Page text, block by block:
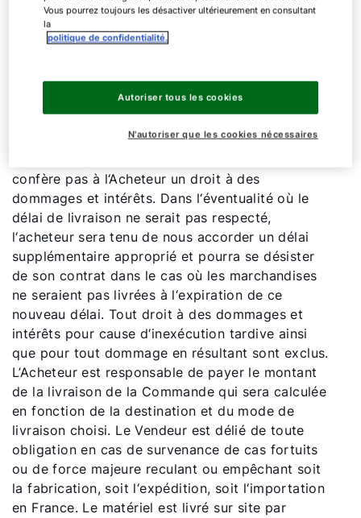
de mise en service.
III. Livraison -modalités de transport
sous réserve de tous événements imprévus en
dehors de notre volonté. L‘observation des délais
rempli ses obligations de paiement dans les
confère pas à l‘Acheteur un droit à des
dommages et intérêts. Dans l‘éventualité où le
délai de livraison ne serait pas respecté,
l‘acheteur sera tenu de nous accorder un délai
supplémentaire approprié et pourra se désister
de son contrat dans le cas où les marchandises
ne seraient pas livrées à l‘expiration de ce
nouveau délai. Tout droit à des dommages et
intérêts pour cause d‘inexécution tardive ainsi
que pour tout dommage en résultant sont exclus.
L’Acheteur est responsable de payer le montant
de la livraison de la Commande qui sera calculée
en fonction de la destination et du mode de
livraison choisi. Le Vendeur est délié de toute
obligation en cas de survenance de cas fortuits
ou de force majeure reculant ou empêchant soit
la fabrication, soit l‘expédition, soit l‘importation
en France. Le matériel est livré sur site par
Vous pourrez toujours les désactiver ultérieurement en consultant
la
politique de confidentialité.
N'autoriser que les cookies nécessaires
Autoriser tous les cookies